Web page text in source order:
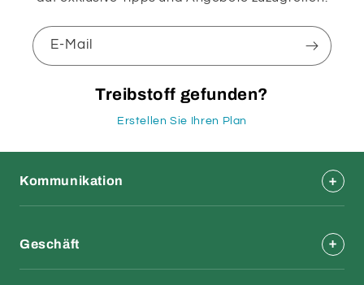
E-Mail
Treibstoff gefunden?
Erstellen Sie Ihren Plan
Kommunikation
Geschäft